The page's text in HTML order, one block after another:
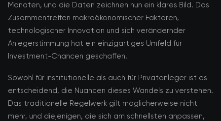
Monaten, und die Daten zeichnen nun ein klares Bild. Das
Zusammentreffen makroökonomischer Faktoren,
technologischer Innovation und sich verändernder
Anlegerstimmung hat ein einzigartiges Umfeld für
Investment-Chancen geschaffen.
Sowohl für institutionelle als auch für Privatanleger ist es
entscheidend, die Nuancen dieses Wandels zu verstehen.
Das traditionelle Regelwerk gilt möglicherweise nicht
mehr, und diejenigen, die sich am schnellsten anpassen,